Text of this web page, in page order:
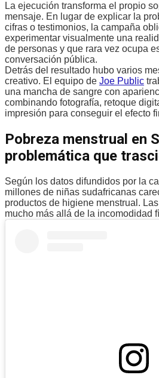
La ejecución transforma el propio
mensaje. En lugar de explicar la
cifras o testimonios, la campaña
experimentar visualmente una
de personas y que rara vez ocupa
conversación pública.
Detrás del resultado hubo varios
creativo. El equipo de Joe Public
una mancha de sangre con
combinando fotografía, retoque
impresión para conseguir el efecto
Pobreza menstrual en
problemática que
Según los datos difundidos por la
millones de niñas sudafricanas
productos de higiene menstrual.
mucho más allá de la incomodidad